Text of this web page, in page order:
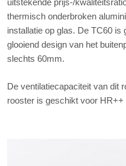
uitstekende prijs-/
thermisch onderbroken
installatie op glas. De TC60
glooiend design van het
slechts 60mm.
De ventilatiecapaciteit van dit
rooster is geschikt voor HR++